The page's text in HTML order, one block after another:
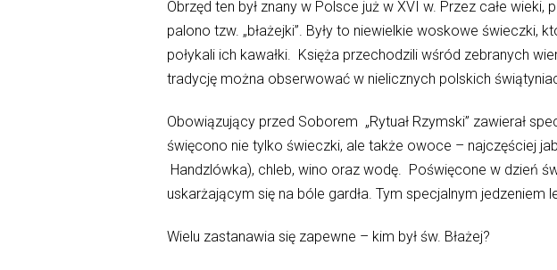
Obrzęd ten był znany w Polsce już w XVI w. Przez całe
palono tzw. „błażejki”. Były to niewielkie woskowe
połykali ich kawałki. Księża przechodzili wśród zebranych
tradycję można obserwować w nielicznych polskich
Obowiązujący przed Soborem „Rytuał Rzymski” zawierał
święcono nie tylko świeczki, ale także owoce – najczęściej
Handzlówka), chleb, wino oraz wodę. Poświęcone w dzień
uskarżającym się na bóle gardła. Tym specjalnym jedzeniem
Wielu zastanawia się zapewne – kim był św. Błażej?